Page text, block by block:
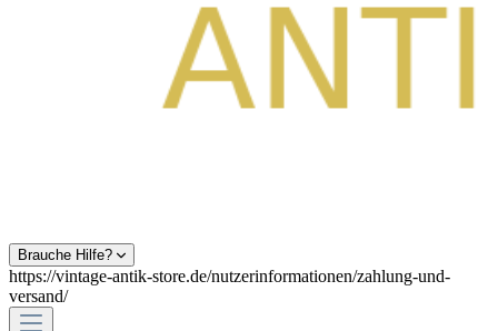
Brauche Hilfe?
https://vintage-antik-store.de/nutzerinformationen/zahlung-und-
versand/